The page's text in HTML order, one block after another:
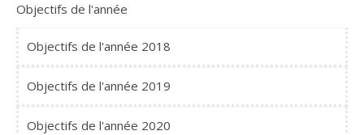
Objectifs de l'année
Objectifs de l'année 2018
Objectifs de l'année 2019
Objectifs de l'année 2020